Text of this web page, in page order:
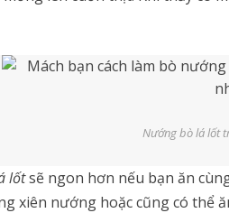
Nướng bò lá lốt
lốtsẽ ngon hơn nếu bạn ăn
xiên nướng hoặc cũng có thể